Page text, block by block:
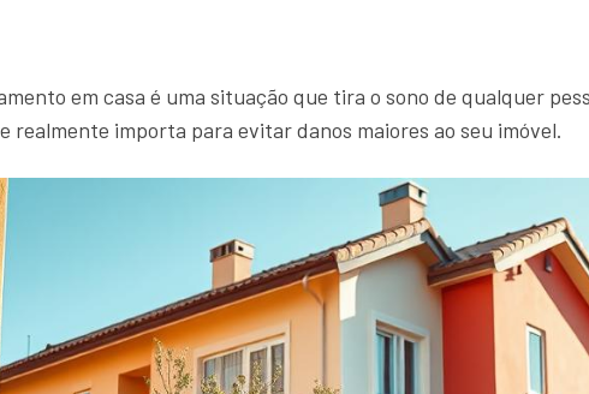
em casa é uma situação que tira o sono de qualquer
realmente importa para evitar danos maiores ao seu imóvel.